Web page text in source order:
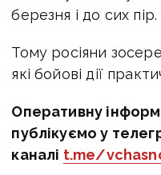
березня і до сих
Тому росіяни
які бойові дії
Оперативну
публікуємо у
каналі t.me/